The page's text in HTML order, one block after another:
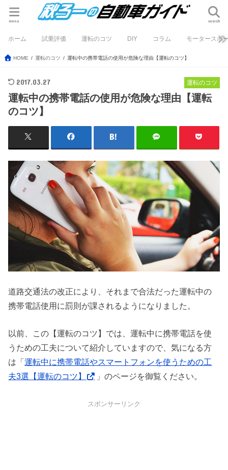
search
menu
ホーム 試乗評価 運転のコツ DIY コラム モータースポ
HOME 運転のコツ 運転中の携帯電話の使用が危険な理由【運転のコツ】
運転のコツ
2017.03.27
運転中の携帯電話の使用が危険な理由【運転
のコツ】
道路交通法の改正により、それまで合法だった運転中の
携帯電話使用に罰則が課されるようになりました。
以前、この【運転のコツ】では、運転中に携帯電話を使
うための工夫について紹介していますので、気になる方
は「運転中に携帯電話やスマートフォンを使うための工
夫3選【運転のコツ】
」のページを御覧ください。
スポンサーリンク